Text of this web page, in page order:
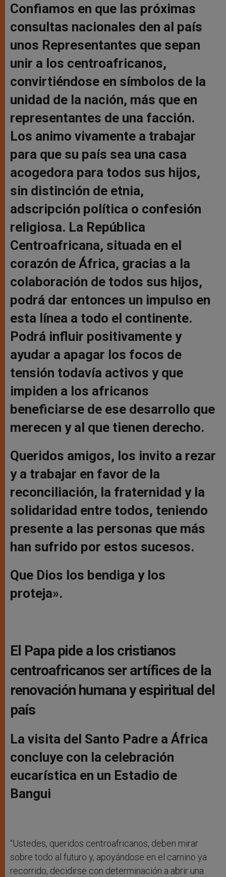
Confiamos en que las próximas
consultas nacionales den al país
unos Representantes que sepan
unir a los centroafricanos,
convirtiéndose en símbolos de la
unidad de la nación, más que en
representantes de una facción.
Los animo vivamente a trabajar
para que su país sea una casa
acogedora para todos sus hijos,
sin distinción de etnia,
adscripción política o confesión
religiosa. La República
Centroafricana, situada en el
corazón de África, gracias a la
colaboración de todos sus hijos,
podrá dar entonces un impulso en
esta línea a todo el continente.
Podrá influir positivamente y
ayudar a apagar los focos de
tensión todavía activos y que
impiden a los africanos
beneficiarse de ese desarrollo que
merecen y al que tienen derecho.
Queridos amigos, los invito a rezar
y a trabajar en favor de la
reconciliación, la fraternidad y la
solidaridad entre todos, teniendo
presente a las personas que más
han sufrido por estos sucesos.
Que Dios los bendiga y los
proteja».
El Papa pide a los cristianos
centroafricanos ser artífices de la
renovación humana y espiritual del
país
La visita del Santo Padre a África
concluye con la celebración
eucarística en un Estadio de
Bangui
“Ustedes, queridos centroafricanos, deben mirar
sobre todo al futuro y, apoyándose en el camino ya
recorrido, decidirse con determinación a abrir una